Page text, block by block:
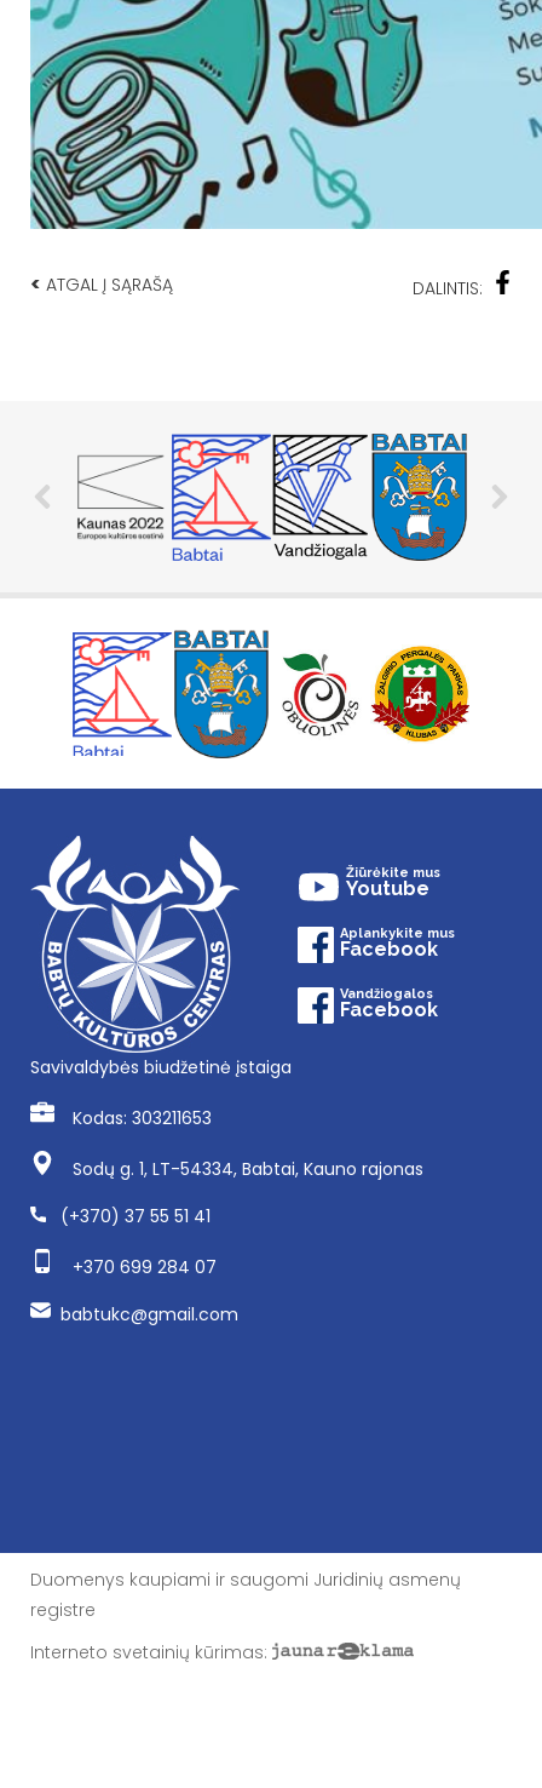
< ATGAL Į SĄRAŠĄ DALINTIS:
Žiūrėkite mus
Youtube
Aplankykite mus
Facebook
Vandžiogalos
Facebook
Savivaldybės biudžetinė įstaiga
Kodas: 303211653
Sodų g. 1, LT-54334, Babtai, Kauno rajonas
(+370) 37 55 51 41
+370 699 284 07
babtukc@gmail.com
Duomenys kaupiami ir saugomi Juridinių asmenų
registre
Interneto svetainių kūrimas: